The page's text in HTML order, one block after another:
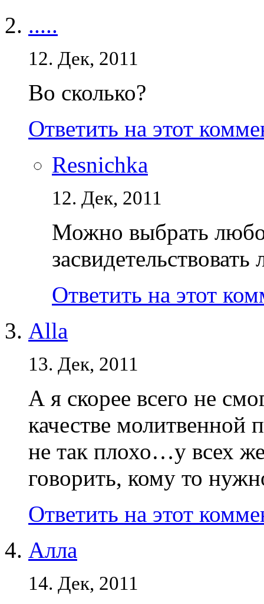
.....
12. Дек, 2011
Во сколько?
Ответить на этот
Resnichka
12. Дек, 2011
Можно выбрать
Ответить на этот
Alla
13. Дек, 2011
А я скорее всего не
качестве
не так плохо…у всех
говорить, кому то
Ответить на этот
Алла
14. Дек, 2011